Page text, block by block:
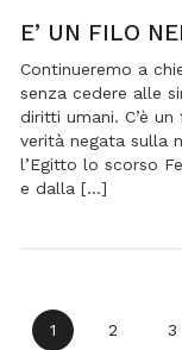
UN
NERO,
QUELLO
DELLA
TORTURA
E’ UN FILO
Continueremo a
senza cedere alle
diritti umani. C’è
verità negata sulla
l’Egitto lo scorso
e dalla […]
1 2 3